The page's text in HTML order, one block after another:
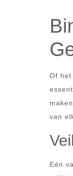
Of
van
Eén